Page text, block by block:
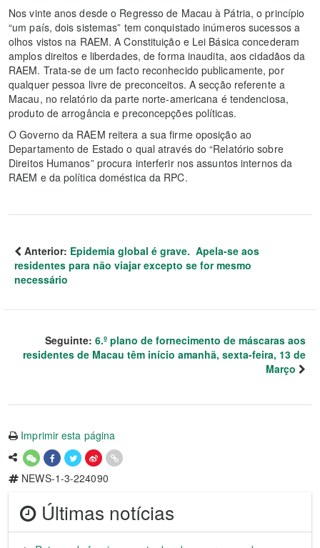
Nos vinte anos desde o Regresso de Macau à Pátria, o princípio
“um país, dois sistemas” tem conquistado inúmeros sucessos a
olhos vistos na RAEM. A Constituição e Lei Básica concederam
amplos direitos e liberdades, de forma inaudita, aos cidadãos da
RAEM. Trata-se de um facto reconhecido publicamente, por
qualquer pessoa livre de preconceitos. A secção referente a
Macau, no relatório da parte norte-americana é tendenciosa,
produto de arrogância e preconcepções políticas.
O Governo da RAEM reitera a sua firme oposição ao
Departamento de Estado o qual através do “Relatório sobre
Direitos Humanos” procura interferir nos assuntos internos da
RAEM e da política doméstica da RPC.
Anterior: Epidemia global é grave. Apela-se aos
residentes para não viajar excepto se for mesmo
necessário
Seguinte: 6.º plano de fornecimento de máscaras aos
residentes de Macau têm início amanhã, sexta-feira, 13 de
Março
Imprimir esta página
NEWS-1-3-224090
Últimas notícias